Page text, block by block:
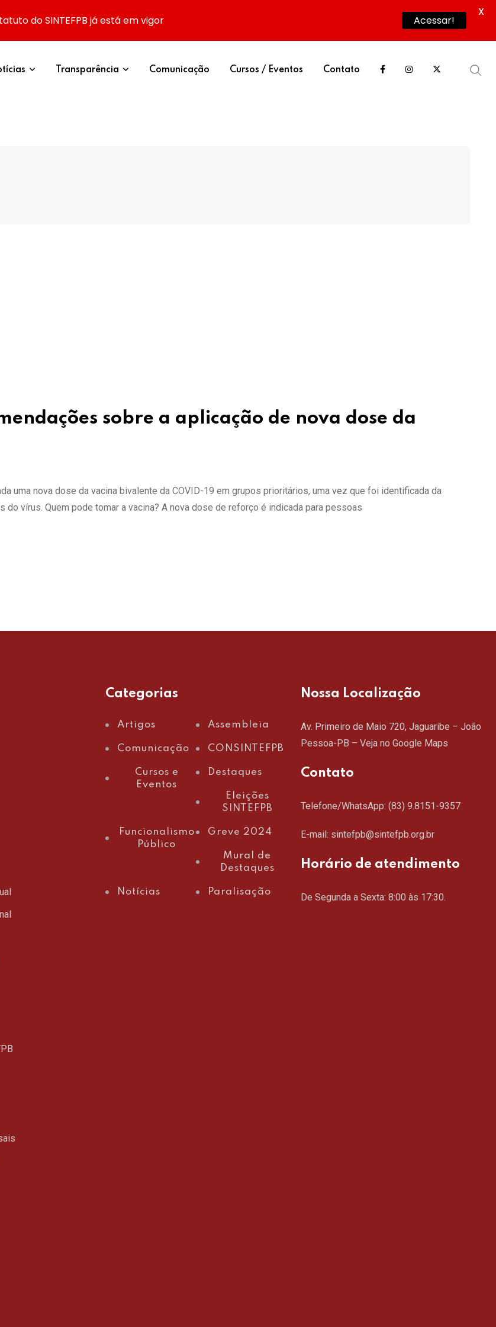
Transparência Comunicação Cursos / Eventos Contato
sobre a aplicação de nova dose da
uma nova dose da vacina bivalente da COVID-19 em grupos prioritários, uma vez que foi identificada da
vírus. Quem pode tomar a vacina? A nova dose de reforço é indicada para pessoas
Categorias
Artigos Assembleia
Comunicação CONSINTEFPB
Cursos e
Eventos
Destaques
Eleições
SINTEFPB
Funcionalismo
Público
Greve 2024
Mural de
Destaques
Notícias Paralisação
Nossa Localização
Av. Primeiro de Maio 720, Jaguaribe – João
Pessoa-PB – Veja no Google Maps
Contato
Telefone/WhatsApp: (83) 9.8151-9357
E-mail: sintefpb@sintefpb.org.br
Horário de atendimento
De Segunda a Sexta: 8:00 às 17:30.
do SINTEFPB já está em vigor Acessar!
X